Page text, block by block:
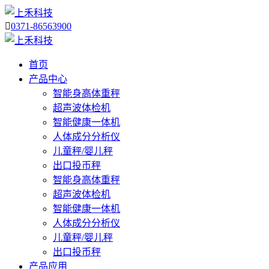
0371-86563900
首页
产品中心
智能身高体重秤
超声波体检机
智能健康一体机
人体成分分析仪
儿童秤/婴儿秤
出口投币秤
智能身高体重秤
超声波体检机
智能健康一体机
人体成分分析仪
儿童秤/婴儿秤
出口投币秤
产品应用